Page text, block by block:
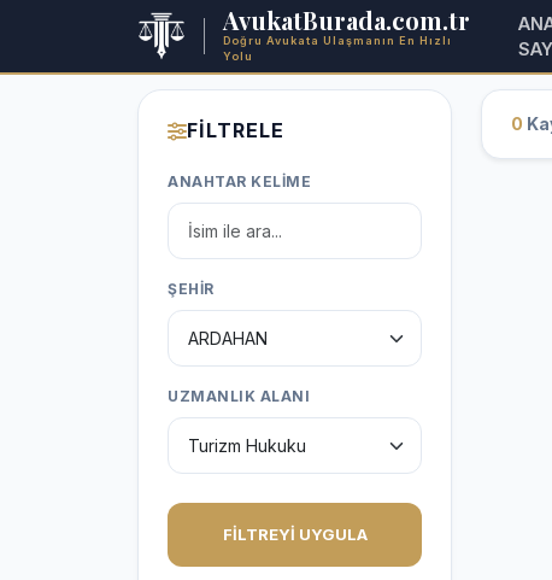
AvukatBurada.com.tr
Doğru Avukata Ulaşmanın En Hızlı
Yolu
FİLTRELE
ANAHTAR KELİME
ŞEHİR
UZMANLIK ALANI
FİLTREYİ UYGULA
0